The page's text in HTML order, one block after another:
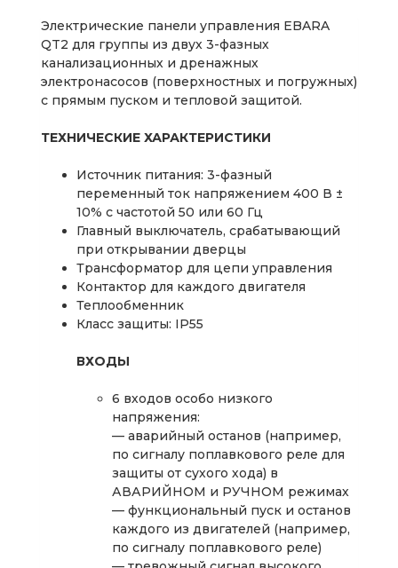
Электрические панели управления EBARA
QT2 для группы из двух 3-фазных
канализационных и дренажных
электронасосов (поверхностных и погружных)
с прямым пуском и тепловой защитой.
ТЕХНИЧЕСКИЕ ХАРАКТЕРИСТИКИ
Источник питания: 3-фазный
переменный ток напряжением 400 В ±
10% с частотой 50 или 60 Гц
Главный выключатель, срабатывающий
при открывании дверцы
Трансформатор для цепи управления
Контактор для каждого двигателя
Теплообменник
Класс защиты: IP55
ВХОДЫ
6 входов особо низкого
напряжения:
— аварийный останов (например,
по сигналу поплавкового реле для
защиты от сухого хода) в
АВАРИЙНОМ и РУЧНОМ режимах
— функциональный пуск и останов
каждого из двигателей (например,
по сигналу поплавкового реле)